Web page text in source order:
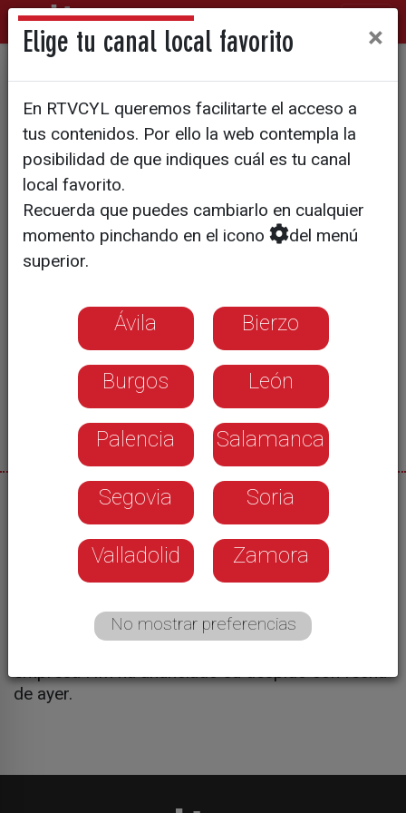
UGT denuncia diez despidos
ilegales en la Santísima
Trinidad
01/06/2026
Protesta por diez despidos en el Hospital de la
Santísima Trinidad. Los trabajadores son
personal de laboratorio que venía realizando su
trabajo desde hace años con la anterior contrata.
Tras el cambio de empresa y aunque contaban
empresa HM ha anunciado su despido con fecha
de ayer.
Elige tu canal local favorito ×
En RTVCYL queremos facilitarte el acceso a
tus contenidos. Por ello la web contempla la
posibilidad de que indiques cuál es tu canal
local favorito.
Recuerda que puedes cambiarlo en cualquier
momento pinchando en el icono
del menú
superior.
Ávila Bierzo
Burgos León
Palencia Salamanca
Segovia Soria
Valladolid Zamora
No mostrar preferencias